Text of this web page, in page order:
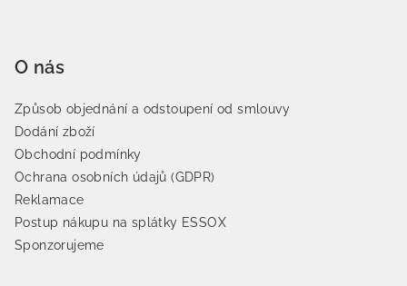
O nás
Způsob objednání a odstoupení od smlouvy
Dodání zboží
Obchodní podmínky
Ochrana osobních údajů (GDPR)
Reklamace
Postup nákupu na splátky ESSOX
Sponzorujeme